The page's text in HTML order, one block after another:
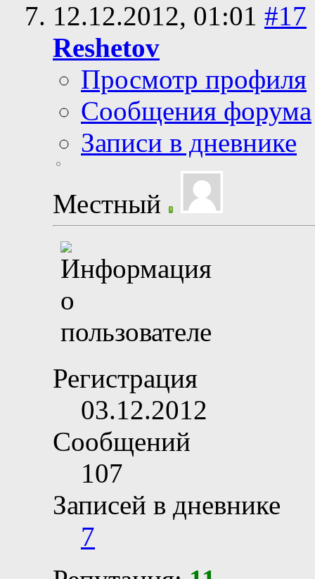
12.12.2012, 01:01 #17
Reshetov
Просмотр профиля
Сообщения форума
Записи в дневнике
Местный
Регистрация
03.12.2012
Сообщений
107
Записей в дневнике
7